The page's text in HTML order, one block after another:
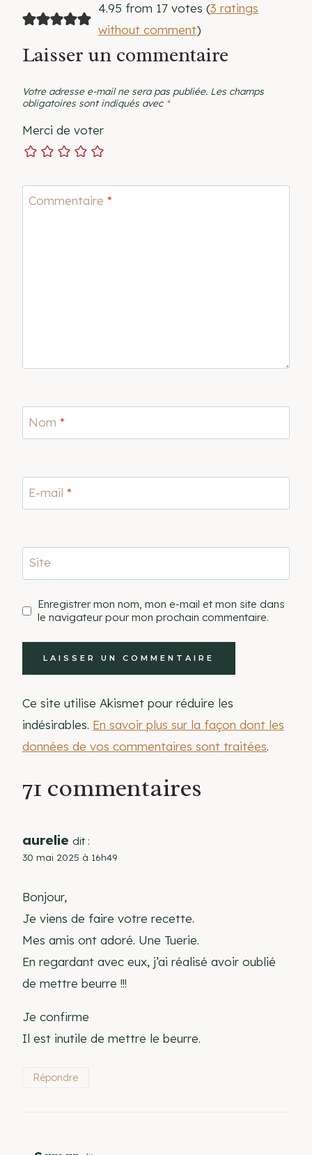
4.95 from 17 votes (3 ratings
without comment)
Laisser un commentaire
Votre adresse e-mail ne sera pas publiée. Les champs
obligatoires sont indiqués avec *
Merci de voter
Commentaire *
Nom *
E-mail *
Site
Enregistrer mon nom, mon e-mail et mon site dans
le navigateur pour mon prochain commentaire.
Ce site utilise Akismet pour réduire les
indésirables. En savoir plus sur la façon dont les
données de vos commentaires sont traitées.
71 commentaires
aurelie dit :
30 mai 2025 à 16h49
Bonjour,
Je viens de faire votre recette.
Mes amis ont adoré. Une Tuerie.
En regardant avec eux, j’ai réalisé avoir oublié
de mettre beurre !!!
Je confirme
Il est inutile de mettre le beurre.
Répondre